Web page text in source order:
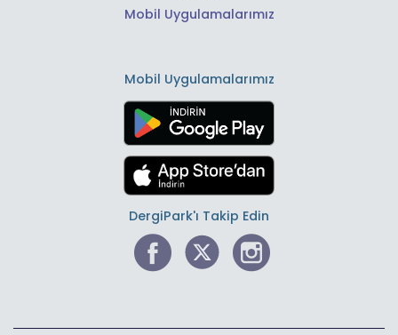
Mobil Uygulamalarımız
Mobil Uygulamalarımız
DergiPark'ı Takip Edin